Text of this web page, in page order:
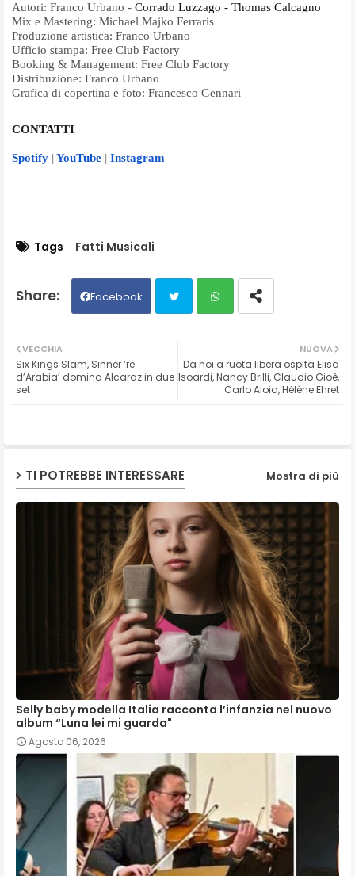
Autori: Franco Urbano - Corrado Luzzago - Thomas Calcagno
Mix e Mastering: Michael Majko Ferraris
Produzione artistica: Franco Urbano
Ufficio stampa: Free Club Factory
Booking & Management: Free Club Factory
Distribuzione: Franco Urbano
Grafica di copertina e foto: Francesco Gennari
CONTATTI
Spotify | YouTube | Instagram
Tags Fatti Musicali
Facebook
ats
NUOVA
Da noi a ruota libera ospita Elisa
Isoardi, Nancy Brilli, Claudio Gioè,
Carlo Aloia, Hélène Ehret
VECCHIA
Six Kings Slam, Sinner ‘re
d’Arabia’ domina Alcaraz in due
set
TI POTREBBE INTERESSARE Mostra di più
Selly baby modella Italia racconta l’infanzia nel nuovo
album “Luna lei mi guarda"
Agosto 06, 2026